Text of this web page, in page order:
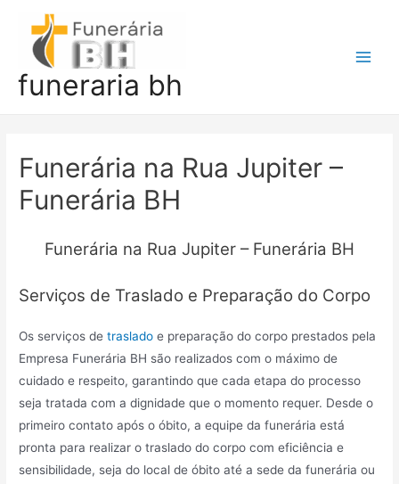
conteúdo
funeraria bh
Funerária na Rua Jupiter –
Funerária BH
Funerária na Rua Jupiter – Funerária BH
Serviços de Traslado e Preparação do Corpo
Os serviços detraslado e preparação do corpo prestados pela
Empresa Funerária BH são realizados com o máximo de
cuidado e respeito, garantindo que cada etapa do processo
seja tratada com a dignidade que o momento requer. Desde o
primeiro contato após o óbito, a equipe da funerária está
pronta para realizar o traslado do corpo com eficiência e
sensibilidade, seja do local de óbito até a sede da funerária ou